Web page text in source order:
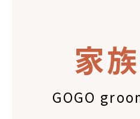
家
GOGO